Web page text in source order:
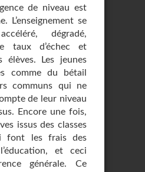
de niveau est
L’enseignement se
dégradé,
taux d’échec et
élèves. Les jeunes
comme du bétail
communs qui ne
de leur niveau
Encore une fois,
issus des classes
font les frais des
et ceci
générale. Ce